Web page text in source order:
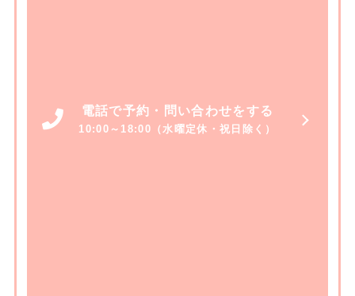
電話で予約・問い合わせをする
10:00～18:00（水曜定休・祝日除く）